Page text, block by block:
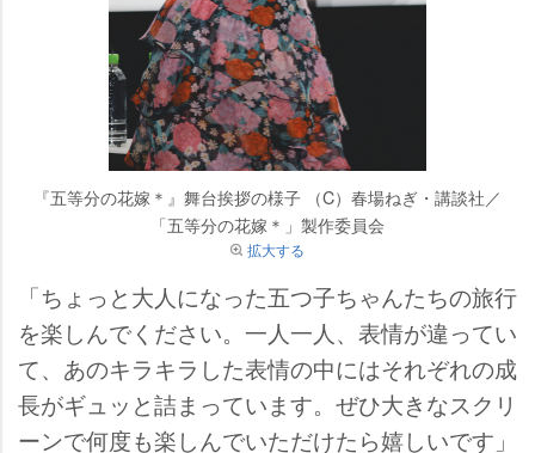
『五等分の花嫁＊』舞台挨拶の様子 （C）春場ねぎ・講談社／
「五等分の花嫁＊」製作委員会
拡大する
「ちょっと大人になった五つ子ちゃんたちの旅行
を楽しんでください。一人一人、表情が違ってい
て、あのキラキラした表情の中にはそれぞれの成
長がギュッと詰まっています。ぜひ大きなスクリ
ーンで何度も楽しんでいただけたら嬉しいです」